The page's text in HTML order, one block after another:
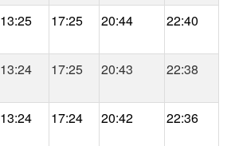
13:25 17:25 20:44 22:40
13:24 17:25 20:43 22:38
13:24 17:24 20:42 22:36